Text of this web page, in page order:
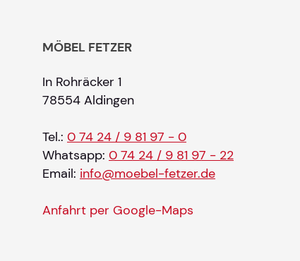
MÖBEL FETZER
In Rohräcker 1
78554 Aldingen
Tel.: 0 74 24 / 9 81 97 - 0
Whatsapp: 0 74 24 / 9 81 97 - 22
Email: info@moebel-fetzer.de
Anfahrt per Google-Maps